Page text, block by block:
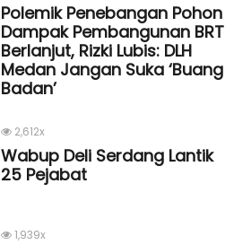
Polemik Penebangan Pohon
Dampak Pembangunan BRT
Berlanjut, Rizki Lubis: DLH
Medan Jangan Suka ‘Buang
Badan’
2,612x
Wabup Deli Serdang Lantik
25 Pejabat
1,939x